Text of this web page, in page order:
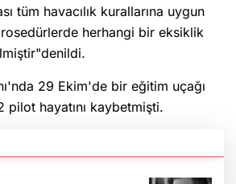
tüm havacılık kurallarına uygun
herhangi bir eksiklik
29 Ekim'de bir eğitim uçağı
hayatını kaybetmişti.